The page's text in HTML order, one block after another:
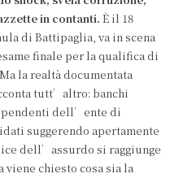
in contanti. È il 18
di Battipaglia, va in scena
finale per la qualifica di
la realtà documentata
tutt’altro: banchi
dell’ente di
suggerendo apertamente
dell’assurdo si raggiunge
chiesto cosa sia la